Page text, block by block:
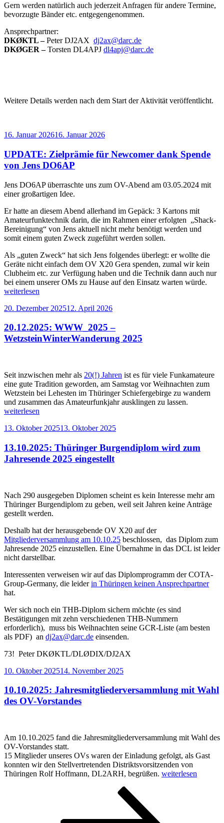
Gern werden natürlich auch jederzeit Anfragen für andere Termine,
bevorzugte Bänder etc. entgegengenommen.
Ansprechpartner:
DKØKTL –Peter DJ2AX dj2ax@darc.de
DKØGER –Torsten DL4APJ dl4apj@darc.de
Weitere Details werden nach dem Start der Aktivität veröffentlicht.
Veröffentlicht
16. Januar 202616. Januar 2026
UPDATE: Zielprämie für Newcomer dank Spende
von Jens DO6AP
Jens DO6AP überraschte uns zum OV-Abend am 03.05.2024 mit
einer großartigen Idee.
Er hatte an diesem Abend allerhand im Gepäck: 3 Kartons mit
Amateurfunktechnik darin, die im Rahmen einer erfolgten „Shack-
Bereinigung“ von Jens aktuell nicht mehr benötigt werden und
somit einem guten Zweck zugeführt werden sollen.
Als „guten Zweck“ hat sich Jens folgendes überlegt: er wollte die
Geräte nicht einfach dem OV X20 Gera spenden, zumal wir kein
Clubheim etc. zur Verfügung haben und die Technik dann auch nur
bei einem unserer OMs zu Hause auf den Einsatz warten würde.
weiterlesen
Veröffentlicht
20. Dezember 202512. April 2026
20.12.2025: WWW_2025 –
WetzsteinWinterWanderung 2025
Seit inzwischen mehr als 20(!) Jahren ist es für viele Funkamateure
eine gute Tradition geworden, am Samstag vor Weihnachten zum
Wetzstein bei Lehesten im Thüringer Schiefergebirge zu wandern
und zusammen das Amateurfunkjahr ausklingen zu lassen.
weiterlesen
Veröffentlicht
13. Oktober 202513. Oktober 2025
13.10.2025: Thüringer Burgendiplom wird zum
Jahresende 2025 eingestellt
Nach 290 ausgegeben Diplomen scheint es kein Interesse mehr am
Thüringer Burgendiplom zu geben, weil seit Jahren keine Anträge
gestellt werden.
Deshalb hat der herausgebende OV X20 auf der
Mitgliederversammlung am 10.10.25 beschlossen, das Diplom zum
Jahresende 2025 einzustellen. Eine Übernahme in das DCL ist leider
nicht darstellbar.
Interessenten verweisen wir auf das Diplomprogramm der COTA-
Group-Germany, die leiderin Thüringen keinen Ansprechpartner
hat.
Wer sich noch ein THB-Diplom sichern möchte (es sind
Bestätigungen mit zehn verschiedenen THB-Nummern
erforderlich), muss bis Weihnachten seine GCR-Liste (am besten
als PDF) an dj2ax@darc.de einsenden.
73! Peter DKØKTL/DLØDIX/DJ2AX
Veröffentlicht
10. Oktober 202514. November 2025
10.10.2025: Jahresmitgliederversammlung mit Wahl
des OV-Vorstandes
Am 10.10.2025 fand die Jahresmitgliederversammlung mit Wahl des
OV-Vorstandes statt.
15 Mitglieder unseres OVs waren der Einladung gefolgt, als Gast
konnten wir den Stellvertretenden Distriktsvorsitzenden von
Thüringen Rolf Hoffmann, DL2ARH, begrüßen. „10.10.2025:
weiterlesen